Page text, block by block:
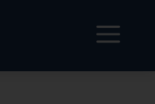
메
뉴